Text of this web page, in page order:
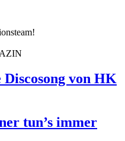
von HK
tun’s immer